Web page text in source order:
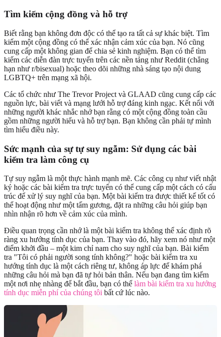
Tìm kiếm cộng đồng và hỗ trợ
Biết rằng bạn không đơn độc có thể tạo ra tất cả sự khác biệt. Tìm
kiếm một cộng đồng có thể xác nhận cảm xúc của bạn. Nó cũng
cung cấp một không gian để chia sẻ kinh nghiệm. Bạn có thể tìm
kiếm các diễn đàn trực tuyến trên các nền tảng như Reddit (chẳng
hạn như r/bisexual) hoặc theo dõi những nhà sáng tạo nội dung
LGBTQ+ trên mạng xã hội.
Các tổ chức như The Trevor Project và GLAAD cũng cung cấp các
nguồn lực, bài viết và mạng lưới hỗ trợ đáng kinh ngạc. Kết nối với
những người khác nhắc nhở bạn rằng có một cộng đồng toàn cầu
gồm những người hiểu và hỗ trợ bạn. Bạn không cần phải tự mình
tìm hiểu điều này.
Sức mạnh của sự tự suy ngẫm: Sử dụng các bài
kiểm tra làm công cụ
Tự suy ngẫm là một thực hành mạnh mẽ. Các công cụ như viết nhật
ký hoặc các bài kiểm tra trực tuyến có thể cung cấp một cách có cấu
trúc để xử lý suy nghĩ của bạn. Một bài kiểm tra được thiết kế tốt có
thể hoạt động như một tấm gương, đặt ra những câu hỏi giúp bạn
nhìn nhận rõ hơn về cảm xúc của mình.
Điều quan trọng cần nhớ là một bài kiểm tra không thể xác định rõ
ràng xu hướng tính dục của bạn. Thay vào đó, hãy xem nó như một
điểm khởi đầu – một kim chỉ nam cho suy nghĩ của bạn. Bài kiểm
tra "Tôi có phải người song tính không?" hoặc bài kiểm tra xu
hướng tính dục là một cách riêng tư, không áp lực để khám phá
những câu hỏi mà bạn đã tự hỏi bản thân. Nếu bạn đang tìm kiếm
một nơi nhẹ nhàng để bắt đầu, bạn có thể làm bài kiểm tra xu hướng
tính dục miễn phí của chúng tôi bất cứ lúc nào.